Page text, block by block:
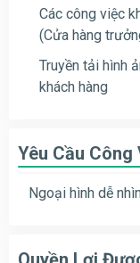
Các công việc
(Cửa hàng
Truyền tải hình
khách hàng
Yêu Cầu Công
Ngoại hình dễ